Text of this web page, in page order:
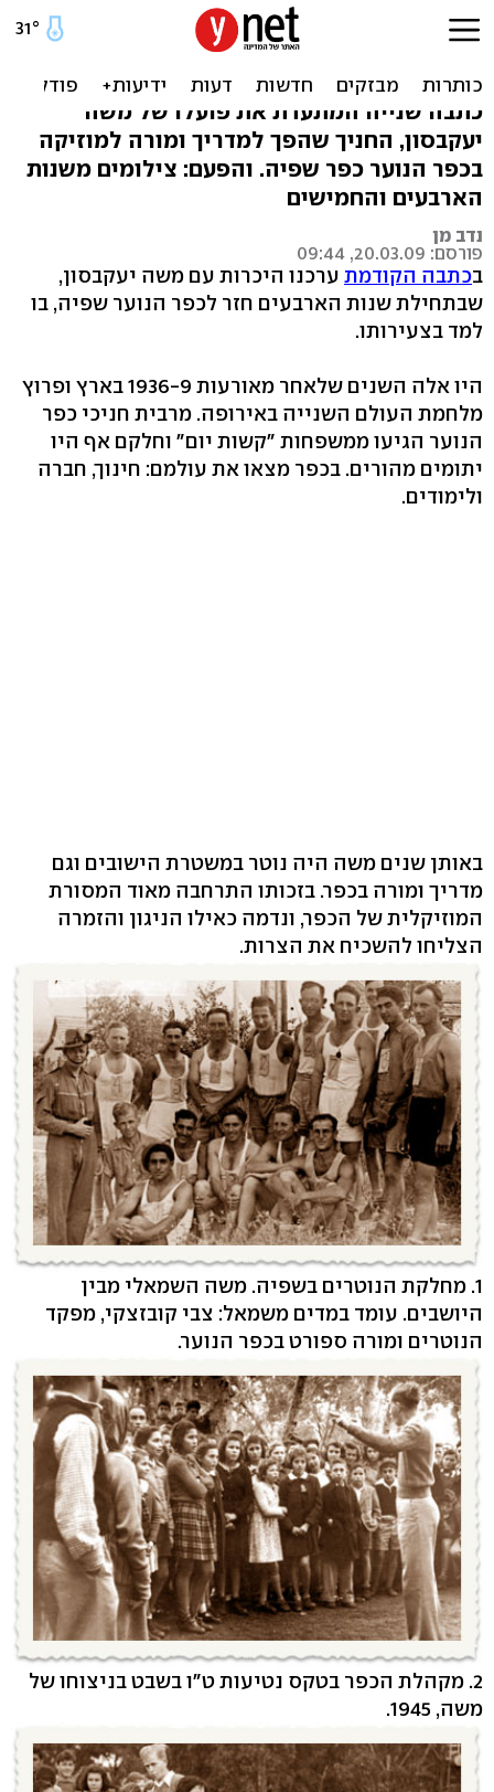
כפר שפיה: הניגון השכיח את
כתבה שנייה המתעדת את פועלו של משה
יעקבסון, החניך שהפך למדריך ומורה למוזיקה
בכפר הנוער כפר שפיה. והפעם: צילומים משנות
הארבעים והחמישים
נדב מן
פורסם: 20.03.09, 09:44
בכתבה הקודמת ערכנו היכרות עם משה יעקבסון,
שבתחילת שנות הארבעים חזר לכפר הנוער שפיה, בו
למד בצעירותו.
היו אלה השנים שלאחר מאורעות 1936-9 בארץ ופרוץ
מלחמת העולם השנייה באירופה. מרבית חניכי כפר
הנוער הגיעו ממשפחות "קשות יום" וחלקם אף היו
יתומים מהורים. בכפר מצאו את עולמם: חינוך, חברה
ולימודים.
באותן שנים משה היה נוטר במשטרת הישובים וגם
מדריך ומורה בכפר. בזכותו התרחבה מאוד המסורת
המוזיקלית של הכפר, ונדמה כאילו הניגון והזמרה
הצליחו להשכיח את הצרות.
1. מחלקת הנוטרים בשפיה. משה השמאלי מבין
היושבים. עומד במדים משמאל: צבי קובזצקי, מפקד
הנוטרים ומורה ספורט בכפר הנוער.
2. מקהלת הכפר בטקס נטיעות ט"ו בשבט בניצוחו של
משה, 1945.